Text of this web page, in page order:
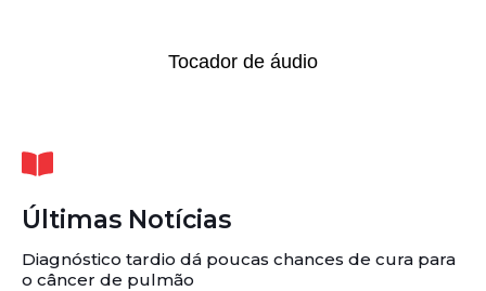
Tocador de áudio
Últimas Notícias
Diagnóstico tardio dá poucas chances de cura para
o câncer de pulmão